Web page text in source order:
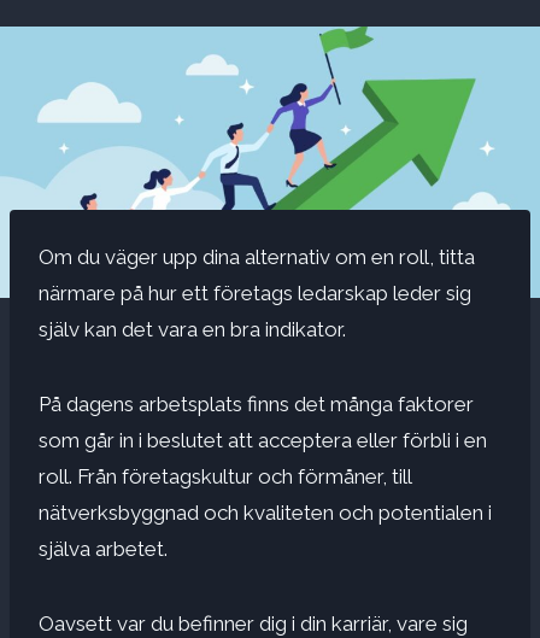
Om du väger upp dina alternativ om en roll, titta
närmare på hur ett företags ledarskap leder sig
själv kan det vara en bra indikator.
På dagens arbetsplats finns det många faktorer
som går in i beslutet att acceptera eller förbli i en
roll. Från företagskultur och förmåner, till
nätverksbyggnad och kvaliteten och potentialen i
själva arbetet.
Oavsett var du befinner dig i din karriär, vare sig